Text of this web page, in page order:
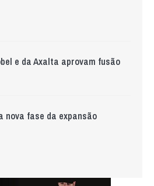
e da Axalta aprovam fusão
nova fase da expansão